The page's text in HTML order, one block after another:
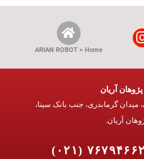
ARIAN ROBOT > Home
آریان
میدان گرمابدری، جنب بانک سینا،